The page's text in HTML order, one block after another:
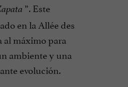
”. Este
en la Allée des
al máximo para
ambiente y una
evolución.